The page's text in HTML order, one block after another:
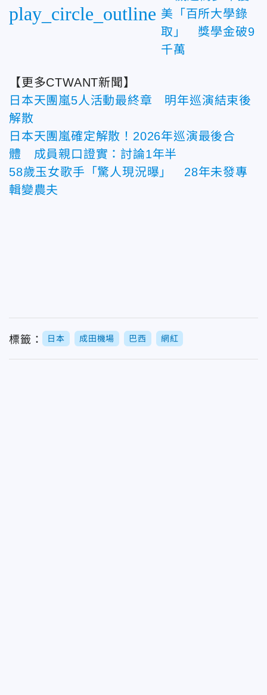
play_circle_outline 美「百所大學錄
取」 獎學金破9
千萬
【更多CTWANT新聞】
日本天團嵐5人活動最終章 明年巡演結束後
解散
日本天團嵐確定解散！2026年巡演最後合
體 成員親口證實：討論1年半
58歲玉女歌手「驚人現況曝」 28年未發專
輯變農夫
標籤： 日本 成田機場 巴西 網紅